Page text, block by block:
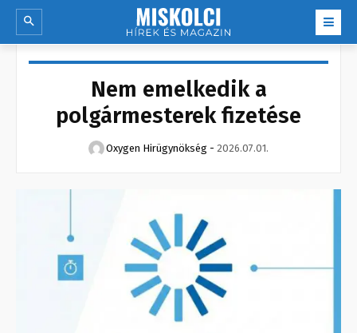
Nem emelkedik a
polgármesterek fizetése
Oxygen Hirügynökség - 2026.07.01.